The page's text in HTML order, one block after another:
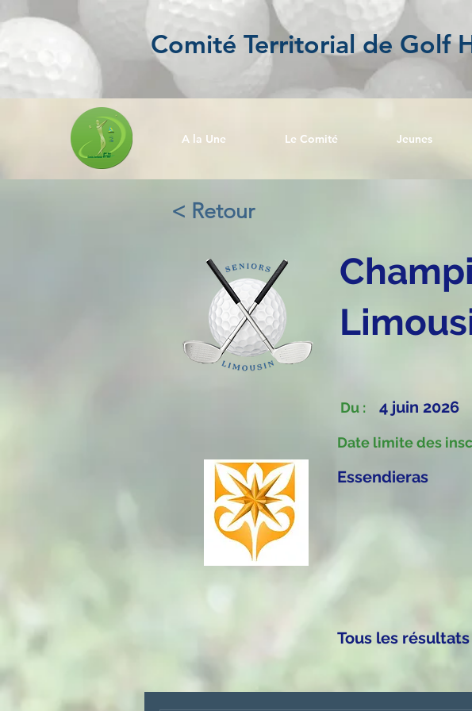
Comité Territorial de Golf
A la Une Le Comité Jeunes
< Retour
Du : 4 juin 2026
Date limite des
Essendieras
Tous les